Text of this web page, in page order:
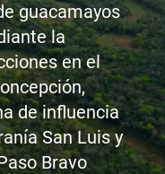
guacamayos
la
en el
de influencia
San Luis y
Bravo